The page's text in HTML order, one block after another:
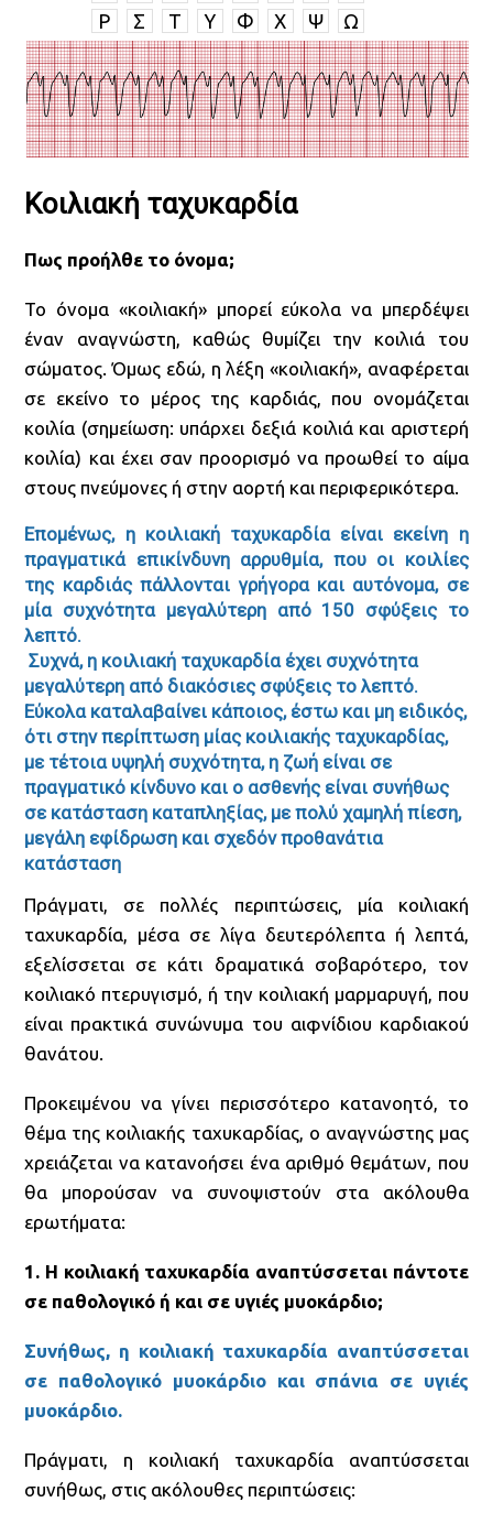
P
Σ Τ Υ Φ Χ Ψ Ω
Κοιλιακή ταχυκαρδία
Πως προήλθε το όνομα;
Το όνομα «κοιλιακή» μπορεί εύκολα να μπερδέψει
έναν αναγνώστη, καθώς θυμίζει την κοιλιά του
σώματος. Όμως εδώ, η λέξη «κοιλιακή», αναφέρεται
σε εκείνο το μέρος της καρδιάς, που ονομάζεται
κοιλία (σημείωση: υπάρχει δεξιά κοιλιά και αριστερή
κοιλία) και έχει σαν προορισμό να προωθεί το αίμα
στους πνεύμονες ή στην αορτή και περιφερικότερα.
Επομένως, η κοιλιακή ταχυκαρδία είναι εκείνη η
πραγματικά επικίνδυνη αρρυθμία, που οι κοιλίες
της καρδιάς πάλλονται γρήγορα και αυτόνομα, σε
μία συχνότητα μεγαλύτερη από 150 σφύξεις το
λεπτό.
Συχνά, η κοιλιακή ταχυκαρδία έχει συχνότητα
μεγαλύτερη από διακόσιες σφύξεις το λεπτό.
Εύκολα καταλαβαίνει κάποιος, έστω και μη ειδικός,
ότι στην περίπτωση μίας κοιλιακής ταχυκαρδίας,
με τέτοια υψηλή συχνότητα, η ζωή είναι σε
πραγματικό κίνδυνο και ο ασθενής είναι συνήθως
σε κατάσταση καταπληξίας, με πολύ χαμηλή πίεση,
μεγάλη εφίδρωση και σχεδόν προθανάτια
κατάσταση
Πράγματι, σε πολλές περιπτώσεις, μία κοιλιακή
ταχυκαρδία, μέσα σε λίγα δευτερόλεπτα ή λεπτά,
εξελίσσεται σε κάτι δραματικά σοβαρότερο, τον
κοιλιακό πτερυγισμό, ή την κοιλιακή μαρμαρυγή, που
είναι πρακτικά συνώνυμα του αιφνίδιου καρδιακού
θανάτου.
Προκειμένου να γίνει περισσότερο κατανοητό, το
θέμα της κοιλιακής ταχυκαρδίας, ο αναγνώστης μας
χρειάζεται να κατανοήσει ένα αριθμό θεμάτων, που
θα μπορούσαν να συνοψιστούν στα ακόλουθα
ερωτήματα:
1. Η κοιλιακή ταχυκαρδία αναπτύσσεται πάντοτε
σε παθολογικό ή και σε υγιές μυοκάρδιο;
Συνήθως, η κοιλιακή ταχυκαρδία αναπτύσσεται
σε παθολογικό μυοκάρδιο και σπάνια σε υγιές
μυοκάρδιο.
Πράγματι, η κοιλιακή ταχυκαρδία αναπτύσσεται
συνήθως, στις ακόλουθες περιπτώσεις: